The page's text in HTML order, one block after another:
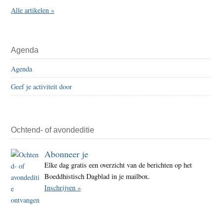
Alle artikelen »
Agenda
Agenda
Geef je activiteit door
Ochtend- of avondeditie
Abonneer je
Elke dag gratis een overzicht van de berichten op het
Boeddhistisch Dagblad in je mailbox.
Inschrijven »